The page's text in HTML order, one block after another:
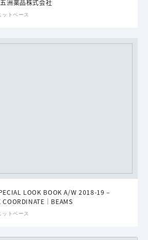
洲薬品株式会社
トベース
LOOK BOOK A/W 2018-19 –
｜BEAMS
トベース